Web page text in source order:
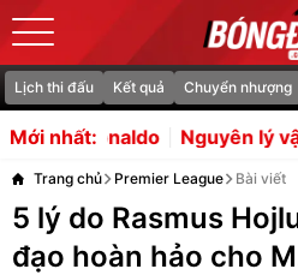
Lịch thi đấu Kết quả Chuyển nhượng
Mới nhất:
Nguyên lý vận hành của lối đá
Trang chủ Premier League Bài viết
5 lý do Rasmus
đạo hoàn hảo cho